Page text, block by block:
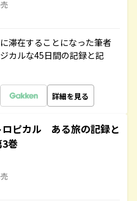
滞在することになった筆者
カルな45日間の記録と記
詳細を見る
ロピカル ある旅の記録と
巻